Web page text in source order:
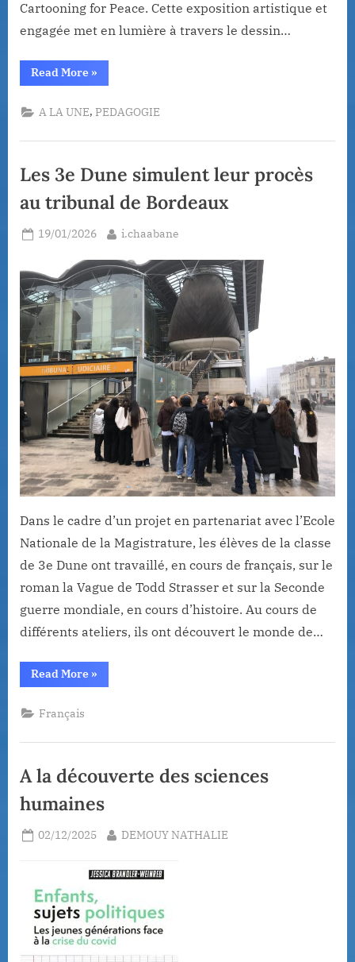
Cartooning for Peace. Cette exposition artistique et
engagée met en lumière à travers le dessin…
Read More“Semaine
du
au
27
2026 :
Médias
et
l’Information
à
l’honneur
Collège
Lapierre”
»
A LA UNE,PEDAGOGIE
Les 3e Dune simulent leur procès
au tribunal de Bordeaux
Posted
19/01/2026 By
i.chaabane
Dans le cadre d’un projet en partenariat avec l’Ecole
Nationale de la Magistrature, les élèves de la classe
de 3e Dune ont travaillé, en cours de français, sur le
roman la Vague de Todd Strasser et sur la Seconde
guerre mondiale, en cours d’histoire. Au cours de
différents ateliers, ils ont découvert le monde de…
Read More“Les
3e
au
Bordeaux”
»
Français
A la découverte des sciences
humaines
Posted
02/12/2025 By
DEMOUY NATHALIE